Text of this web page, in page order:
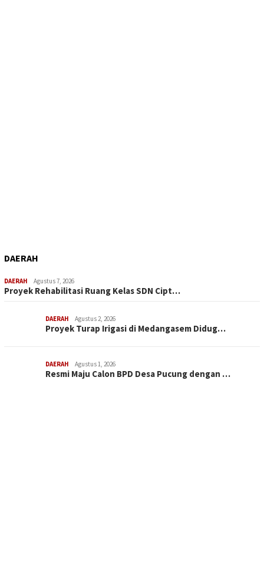
DAERAH
DAERAH Agustus 7, 2026
Proyek Rehabilitasi Ruang Kelas SDN Cipt…
DAERAH Agustus 2, 2026
Proyek Turap Irigasi di Medangasem Didug…
DAERAH Agustus 1, 2026
Resmi Maju Calon BPD Desa Pucung dengan …